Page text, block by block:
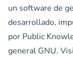
un software de
desarrollado,
por Public
general GNU.